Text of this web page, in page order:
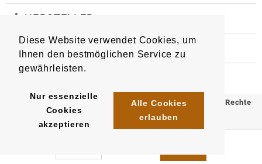
Diese Website verwendet Cookies, um
Ihnen den bestmöglichen Service zu
gewährleisten.
Nur essenzielle
Cookies
akzeptieren
Alle Cookies
erlauben
HERSTELLER
Ducal Gold Original 155g Ds.
29,95 €
Hersteller
Postfach 3720
Trier
info@landewyck.de
WEITERE INFORMATIONEN
: 6767
4024810032170
© 2025 Klömpkes Heinrich Inh. Marion Winkels e.K. Alle Rechte
vorbehalten.